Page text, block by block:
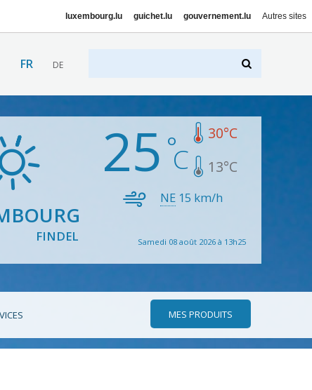
luxembourg.lu guichet.lu gouvernement.lu Autres sites
FR DE
FINDEL
25 30°C
13°C
NE 15 km/h
Samedi 08 août 2026 à 13h25
MES PRODUITS